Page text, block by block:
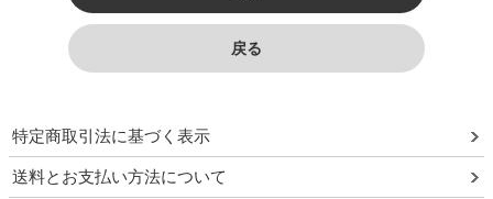
特定商取引法に基づく表示
送料とお支払い方法について